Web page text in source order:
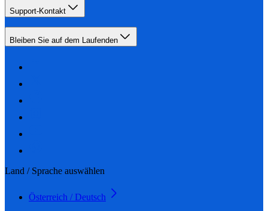
Support-Kontakt
Bleiben Sie auf dem Laufenden
Land / Sprache auswählen
Österreich / Deutsch